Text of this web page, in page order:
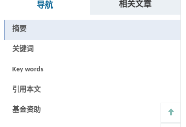
导航 相关文章
摘要
关键词
Key words
引用本文
基金资助